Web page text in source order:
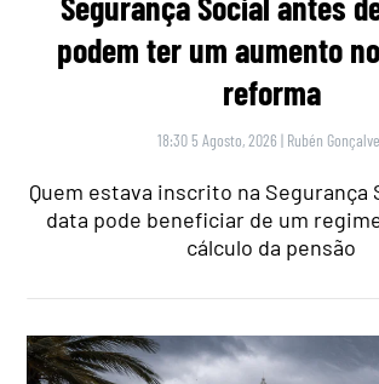
podem ter um aumento
reforma
18:30 5 Agosto, 2026 | Rubén
Quem estava inscrito na Segurança
data pode beneficiar de um
cálculo da pensão